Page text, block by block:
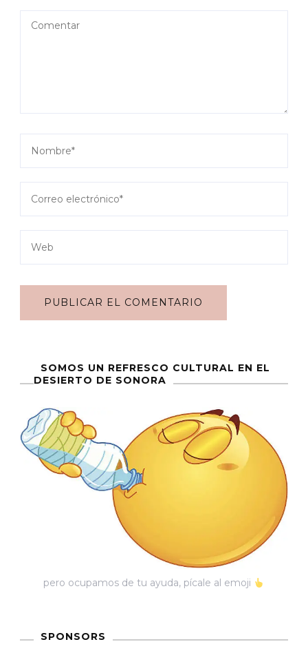
SOMOS UN REFRESCO CULTURAL EN EL
DESIERTO DE SONORA
pero ocupamos de tu ayuda, pícale al emoji
SPONSORS